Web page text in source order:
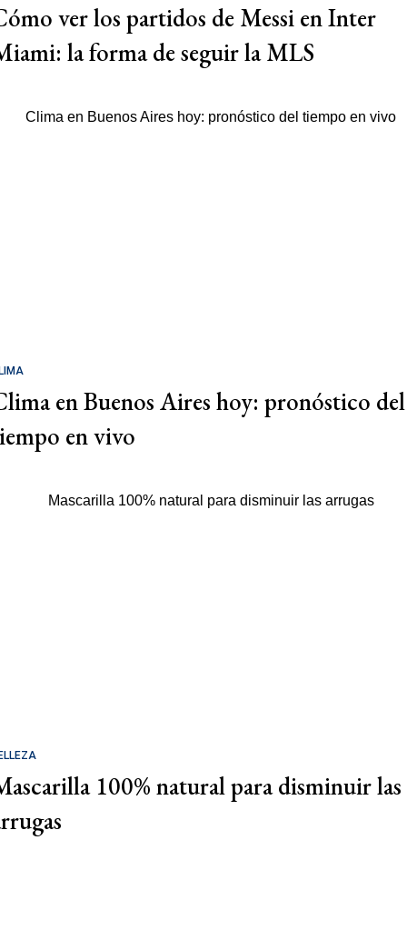
ver los partidos de Messi en Inter
la forma de seguir la MLS
en Buenos Aires hoy: pronóstico del
en vivo
100% natural para disminuir las